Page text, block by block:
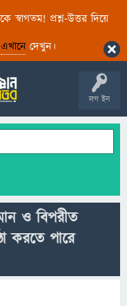
স্বাগতম! প্রশ্ন-উত্তর দিয়ে
এখানেদেখুন।
লগ ইন
ও বিপরীত
করতে পারে